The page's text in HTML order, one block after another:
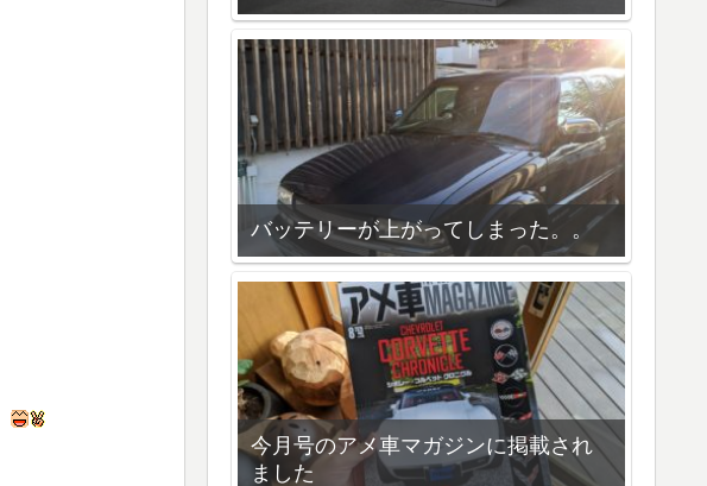
バッテリーが上がってしまった。。
今月号のアメ車マガジンに掲載され
ました